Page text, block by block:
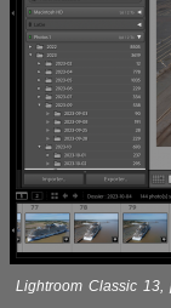
Lightroom Classic 13,